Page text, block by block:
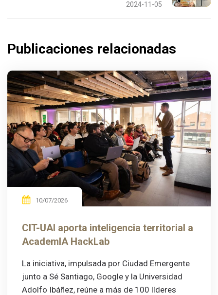
2024-11-05
Publicaciones relacionadas
10/07/2026
CIT-UAI aporta inteligencia territorial a
AcademIA HackLab
La iniciativa, impulsada por Ciudad Emergente
junto a Sé Santiago, Google y la Universidad
Adolfo Ibáñez, reúne a más de 100 líderes